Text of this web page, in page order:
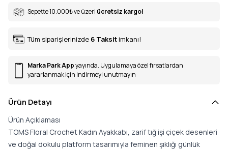
Sepette 10.000₺ve üzeri ücretsiz kargo!
Tüm siparişlerinizde 6 Taksit imkanı!
Marka Park Appyayında. Uygulamaya özel fırsatlardan
yararlanmak için indirmeyi unutmayın
Ürün Detayı
Ürün Açıklaması
TOMS Floral Crochet Kadın Ayakkabı, zarif tığ işi çiçek desenleri
ve doğal dokulu platform tasarımıyla feminen şıklığı günlük